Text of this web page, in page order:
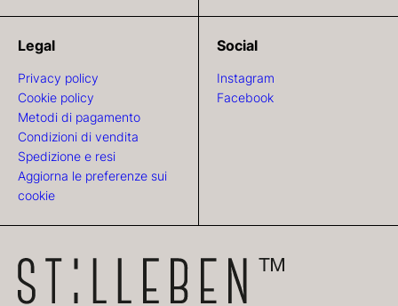
Legal
Privacy policy
Cookie policy
Metodi di pagamento
Condizioni di vendita
Spedizione e resi
Aggiorna le preferenze sui
cookie
Social
Instagram
Facebook